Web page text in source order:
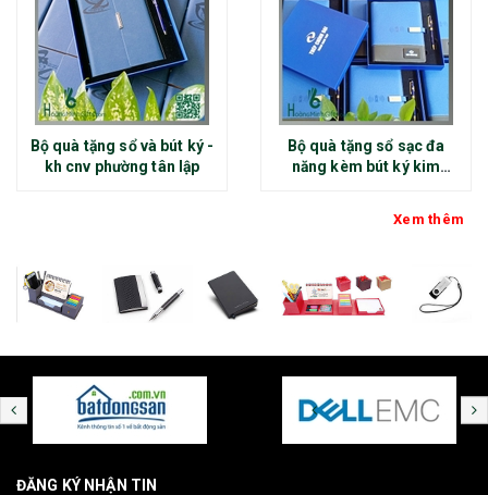
Bộ quà tặng sổ và bút ký -
kh cnv phường tân lập
Bộ quà tặng sổ sạc đa
năng kèm bút ký kim
Xem thêm
ĐĂNG KÝ NHẬN TIN